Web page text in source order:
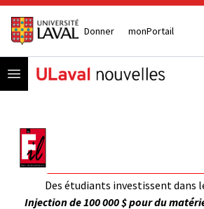
Donner monPortail
Open menu
Des étudiants investissent dans
Injection de 100 000 $ pour du